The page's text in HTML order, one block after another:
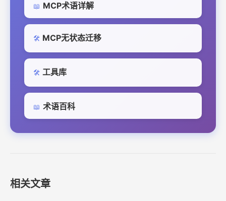
📖 MCP术语详解
🛠️ MCP无状态迁移
🛠️ 工具库
📖 术语百科
相关文章